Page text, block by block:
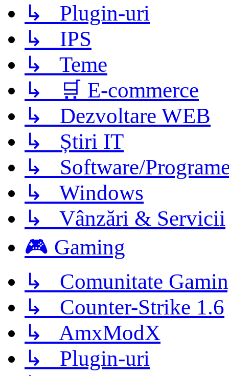
↳ Plugin-uri
↳ IPS
↳ Teme
↳ 🛒 E-commerce
↳ Dezvoltare WEB
↳ Știri IT
↳ Software/
↳ Windows
↳ Vânzări & Servicii
🎮 Gaming
↳ Comunitate
↳ Counter-Strike 1.6
↳ AmxModX
↳ Plugin-uri